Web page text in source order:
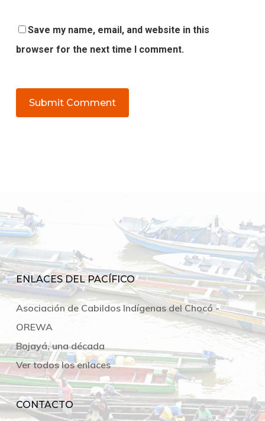
Save my name, email, and website in this
browser for the next time I comment.
ENLACES DEL PACÍFICO
Asociación de Cabildos Indígenas del Chocó -
OREWA
Bojayá, una década
Ver todos los enlaces
CONTACTO